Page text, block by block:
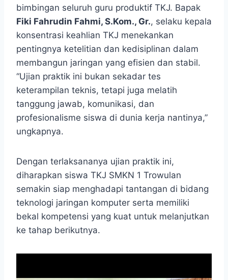
bimbingan seluruh guru produktif TKJ. Bapak
Fiki Fahrudin Fahmi, S.Kom., Gr., selaku kepala
konsentrasi keahlian TKJ menekankan
pentingnya ketelitian dan kedisiplinan dalam
membangun jaringan yang efisien dan stabil.
“Ujian praktik ini bukan sekadar tes
keterampilan teknis, tetapi juga melatih
tanggung jawab, komunikasi, dan
profesionalisme siswa di dunia kerja nantinya,”
ungkapnya.
Dengan terlaksananya ujian praktik ini,
diharapkan siswa TKJ SMKN 1 Trowulan
semakin siap menghadapi tantangan di bidang
teknologi jaringan komputer serta memiliki
bekal kompetensi yang kuat untuk melanjutkan
ke tahap berikutnya.